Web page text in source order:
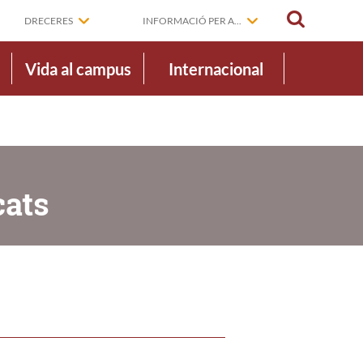
DRECERES INFORMACIÓ PER A...
Vida al campus Internacional